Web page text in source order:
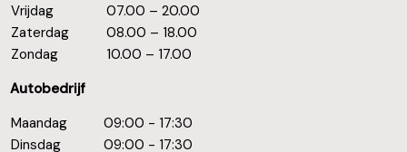
Vrijdag
07.00 – 20.00
Zaterdag
08.00 – 18.00
Zondag
10.00 – 17.00
Autobedrijf
Maandag
09:00 - 17:30
Dinsdag
09:00 - 17:30